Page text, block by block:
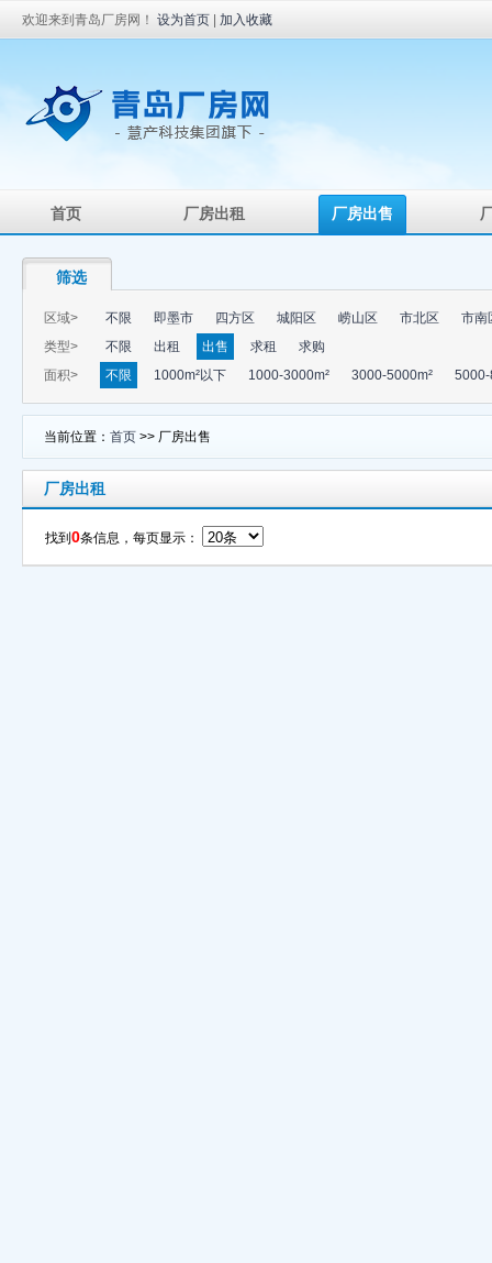
欢迎来到青岛厂房网！ 设为首页 加入收藏
首页 厂房出租 厂房出售
筛选
区域> 不限 即墨市 四方区 城阳区 崂山区 市北区
市南
类型>
不限 出租 出售 求租
求购
面积>
不限 1000m²以下 1000-3000m² 3000-5000m² 5000-
当前位置： 首页 >> 厂房出售
厂房出租
找到 0条信息，每页显示：